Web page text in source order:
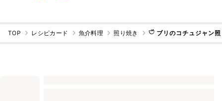
TOP レシピカード 魚介料理 照り焼き 𓎩 ブリのコチュジャン